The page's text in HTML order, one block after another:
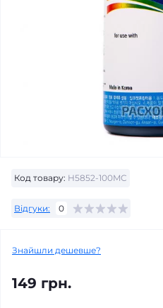
Код товару: H5852-100MC
Відгуки: 0
Знайшли дешевше?
149 грн.